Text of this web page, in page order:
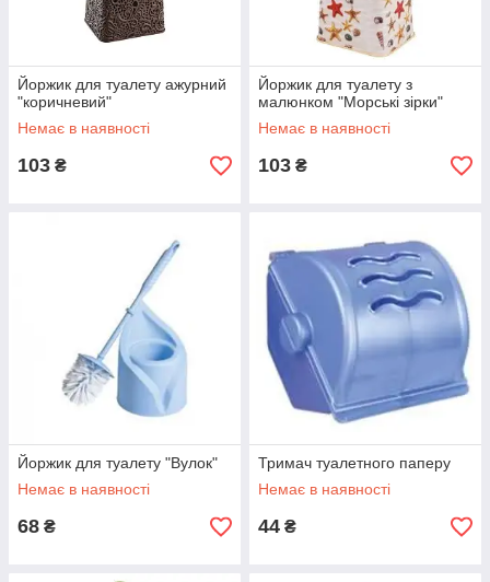
Йоржик для туалету ажурний
"коричневий"
Немає в наявності
103 ₴
Йоржик для туалету з
малюнком "Морські зірки"
Немає в наявності
103 ₴
Йоржик для туалету "Вулок"
Немає в наявності
68 ₴
Тримач туалетного паперу
Немає в наявності
44 ₴